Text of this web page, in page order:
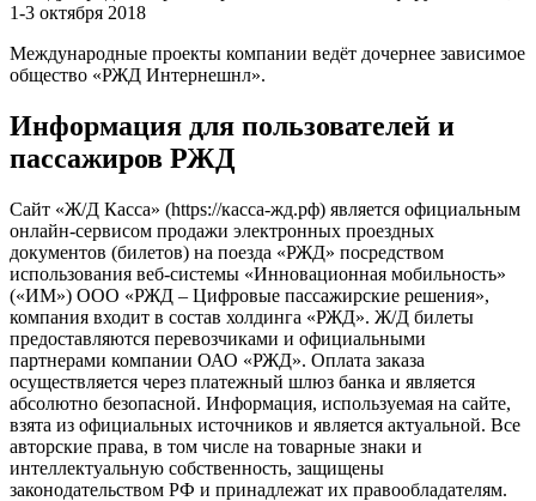
1-3 октября 2018
Международные проекты компании ведёт дочернее зависимое
общество «РЖД Интернешнл».
Информация для пользователей и
пассажиров РЖД
Сайт «Ж/Д Касса» (https://касса-жд.рф) является официальным
онлайн-сервисом продажи электронных проездных
документов (билетов) на поезда «РЖД» посредством
использования веб-системы «Инновационная мобильность»
(«ИМ») ООО «РЖД – Цифровые пассажирские решения»,
компания входит в состав холдинга «РЖД». Ж/Д билеты
предоставляются перевозчиками и официальными
партнерами компании ОАО «РЖД». Оплата заказа
осуществляется через платежный шлюз банка и является
абсолютно безопасной. Информация, используемая на сайте,
взята из официальных источников и является актуальной. Все
авторские права, в том числе на товарные знаки и
интеллектуальную собственность, защищены
законодательством РФ и принадлежат их правообладателям.